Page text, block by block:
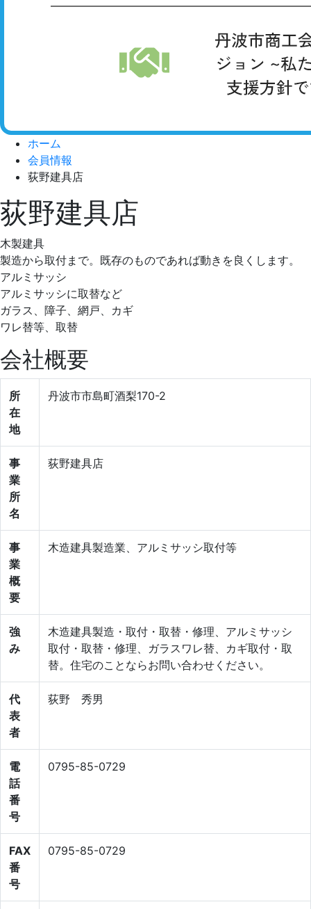
ホーム
会員情報
荻野建具店
荻野建具店
木製建具
製造から取付まで。既存のものであれば動きを良くします。
アルミサッシ
アルミサッシに取替など
ガラス、障子、網戸、カギ
ワレ替等、取替
会社概要
所
在
地
丹波市市島町酒梨170-2
事
業
所
名
荻野建具店
事
業
概
要
木造建具製造業、アルミサッシ取付等
強
み
木造建具製造・取付・取替・修理、アルミサッシ
取付・取替・修理、ガラスワレ替、カギ取付・取
替。住宅のことならお問い合わせください。
代
表
者
荻野 秀男
電
話
番
号
0795-85-0729
FAX
番
号
0795-85-0729